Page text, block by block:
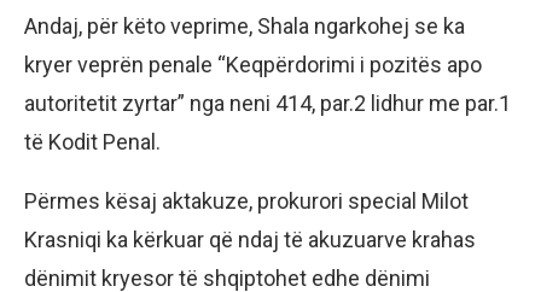
Andaj, për këto veprime, Shala ngarkohej se ka
kryer veprën penale “Keqpërdorimi i pozitës apo
autoritetit zyrtar” nga neni 414, par.2 lidhur me par.1
të Kodit Penal.
Përmes kësaj aktakuze, prokurori special Milot
Krasniqi ka kërkuar që ndaj të akuzuarve krahas
dënimit kryesor të shqiptohet edhe dënimi